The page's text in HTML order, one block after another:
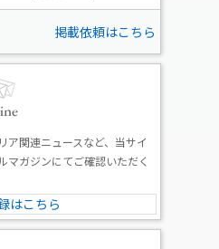
掲載依頼はこちら
ア関連ニュースなど、当サイ
マガジンにてご確認いただく
はこちら